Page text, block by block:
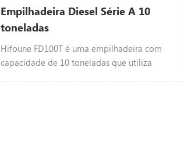
Empilhadeira Diesel Série A 10
toneladas
Hifoune FD100T é uma empilhadeira com
capacidade de 10 toneladas que utiliza